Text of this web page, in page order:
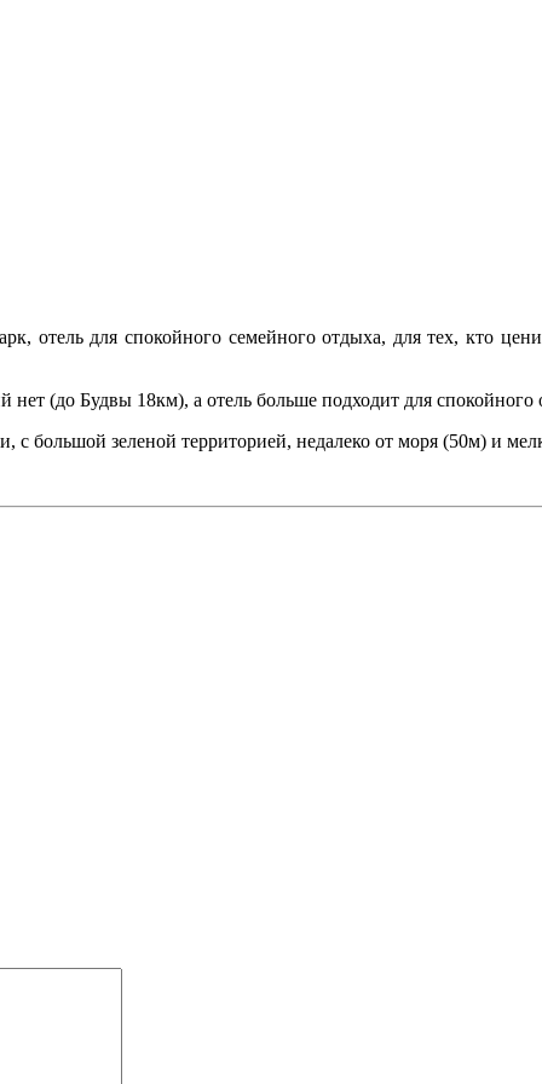
отель для спокойного семейного отдыха, для тех, кто
нет (до Будвы 18км), а отель больше подходит для спокойного
большой зеленой территорией, недалеко от моря (50м) и